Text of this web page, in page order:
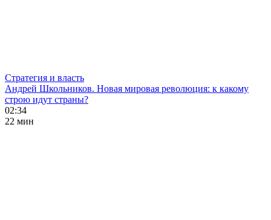
Стратегия и власть
Андрей Школьников. Новая мировая революция: к какому
строю идут страны?
02:34
22 мин